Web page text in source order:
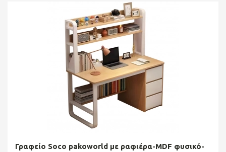
Γραφείο Soco pakoworld με ραφιέρα-MDF φυσικό-